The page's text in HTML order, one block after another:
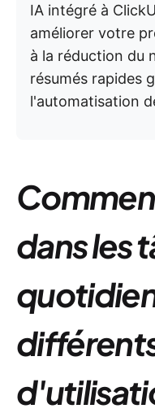
IA intégré à
améliorer votre
à la réduction du
résumés rapides
l'automatisation
dans les